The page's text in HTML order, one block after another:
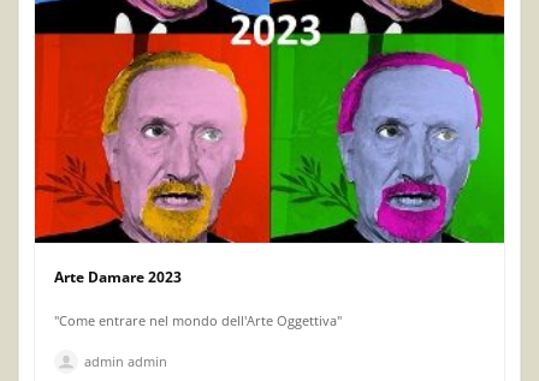
Arte Damare 2023
"Come entrare nel mondo dell'Arte Oggettiva"
admin admin